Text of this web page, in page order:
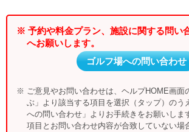
※ 予約や料金プラン、施設に関する問い
へお願いします。
ゴルフ場への問い合わせ
※ ご意見やお問い合わせは、ヘルプHOME画面
ぶ」より該当する項目を選択（タップ）のう
への問い合わせ」よりお手続きをお願いしま
項目とお問い合わせ内容が合致していない場